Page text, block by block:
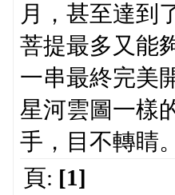
月，甚至達到
菩提最多又能
一串最終完美
星河雲圖一樣
手，目不轉睛。
頁: [1]